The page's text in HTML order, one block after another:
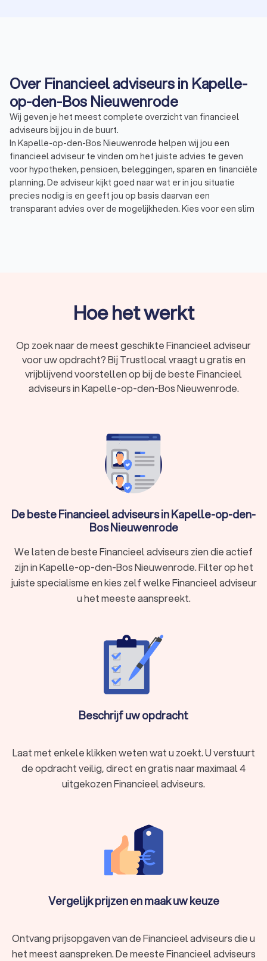
Over Financieel adviseurs in Kapelle-
op-den-Bos Nieuwenrode
Wij geven je het meest complete overzicht van financieel
adviseurs bij jou in de buurt.
In Kapelle-op-den-Bos Nieuwenrode helpen wij jou een
financieel adviseur te vinden om het juiste advies te geven
voor hypotheken, pensioen, beleggingen, sparen en financiële
planning. De adviseur kijkt goed naar wat er in jou situatie
precies nodig is en geeft jou op basis daarvan een
transparant advies over de mogelijkheden. Kies voor een slim
Dat biedt grip en zekerheid over uw financiële situatie.
Erven en schenken: hoe kun je belastingvrij schenken
binnen de jaarlijkse vrijstelling? Of wilt u schenken op
papier?
In Kapelle-op-den-Bos Nieuwenrode hebben wij 247 goede
maakt u een goede keuze voor uw financiële advies. We
kunnen u ook helpen door direct prijsopgaven aan te vragen
bij verschillende financieel adviseurs. Zo kunt u eenvoudig de
financieel adviseurs vergelijken en de adviseur kiezen die bij u
Hoe het werkt
Op zoek naar de meest geschikte Financieel adviseur
voor uw opdracht? Bij Trustlocal vraagt u gratis en
vrijblijvend voorstellen op bij de beste Financieel
adviseurs in Kapelle-op-den-Bos Nieuwenrode.
De beste Financieel adviseurs in Kapelle-op-den-
Bos Nieuwenrode
We laten de beste Financieel adviseurs zien die actief
zijn in Kapelle-op-den-Bos Nieuwenrode. Filter op het
juiste specialisme en kies zelf welke Financieel adviseur
u het meeste aanspreekt.
Beschrijf uw opdracht
Laat met enkele klikken weten wat u zoekt. U verstuurt
de opdracht veilig, direct en gratis naar maximaal 4
uitgekozen Financieel adviseurs.
Vergelijk prijzen en maak uw keuze
Ontvang prijsopgaven van de Financieel adviseurs die u
het meest aanspreken. De meeste Financieel adviseurs